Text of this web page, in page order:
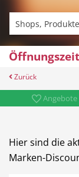
Fitness & Sport
DE-News
Restaurant
Zurück
Hier sind die
Marken-